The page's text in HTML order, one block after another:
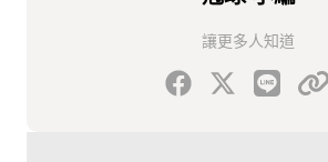
讓更多人知道